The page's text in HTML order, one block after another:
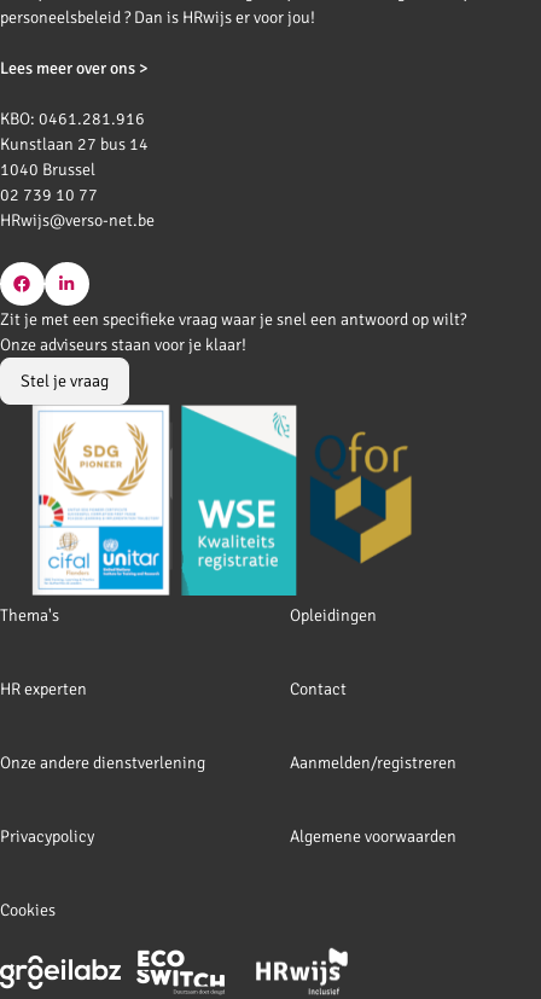
personeelsbeleid ? Dan is HRwijs er voor jou!
Lees meer over ons >
KBO: 0461.281.916
Kunstlaan 27 bus 14
1040 Brussel
02 739 10 77
HRwijs@verso-net.be
Go
to
Facebook
Go
to
LinkedIn
Footer
Thema's Opleidingen
HR experten Contact
Onze andere dienstverlening Aanmelden/registreren
Privacypolicy Algemene voorwaarden
Cookies
Zit je met een specifieke vraag waar je snel een antwoord op wilt?
Onze adviseurs staan voor je klaar!
Stel je vraag